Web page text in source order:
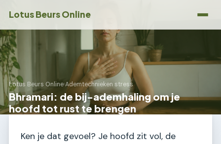
Lotus Beurs Online
Lotus Beurs Online›Ademtechnieken stress
Bhramari: de bij-ademhaling om je
hoofd tot rust te brengen
Ken je dat gevoel? Je hoofd zit vol, de